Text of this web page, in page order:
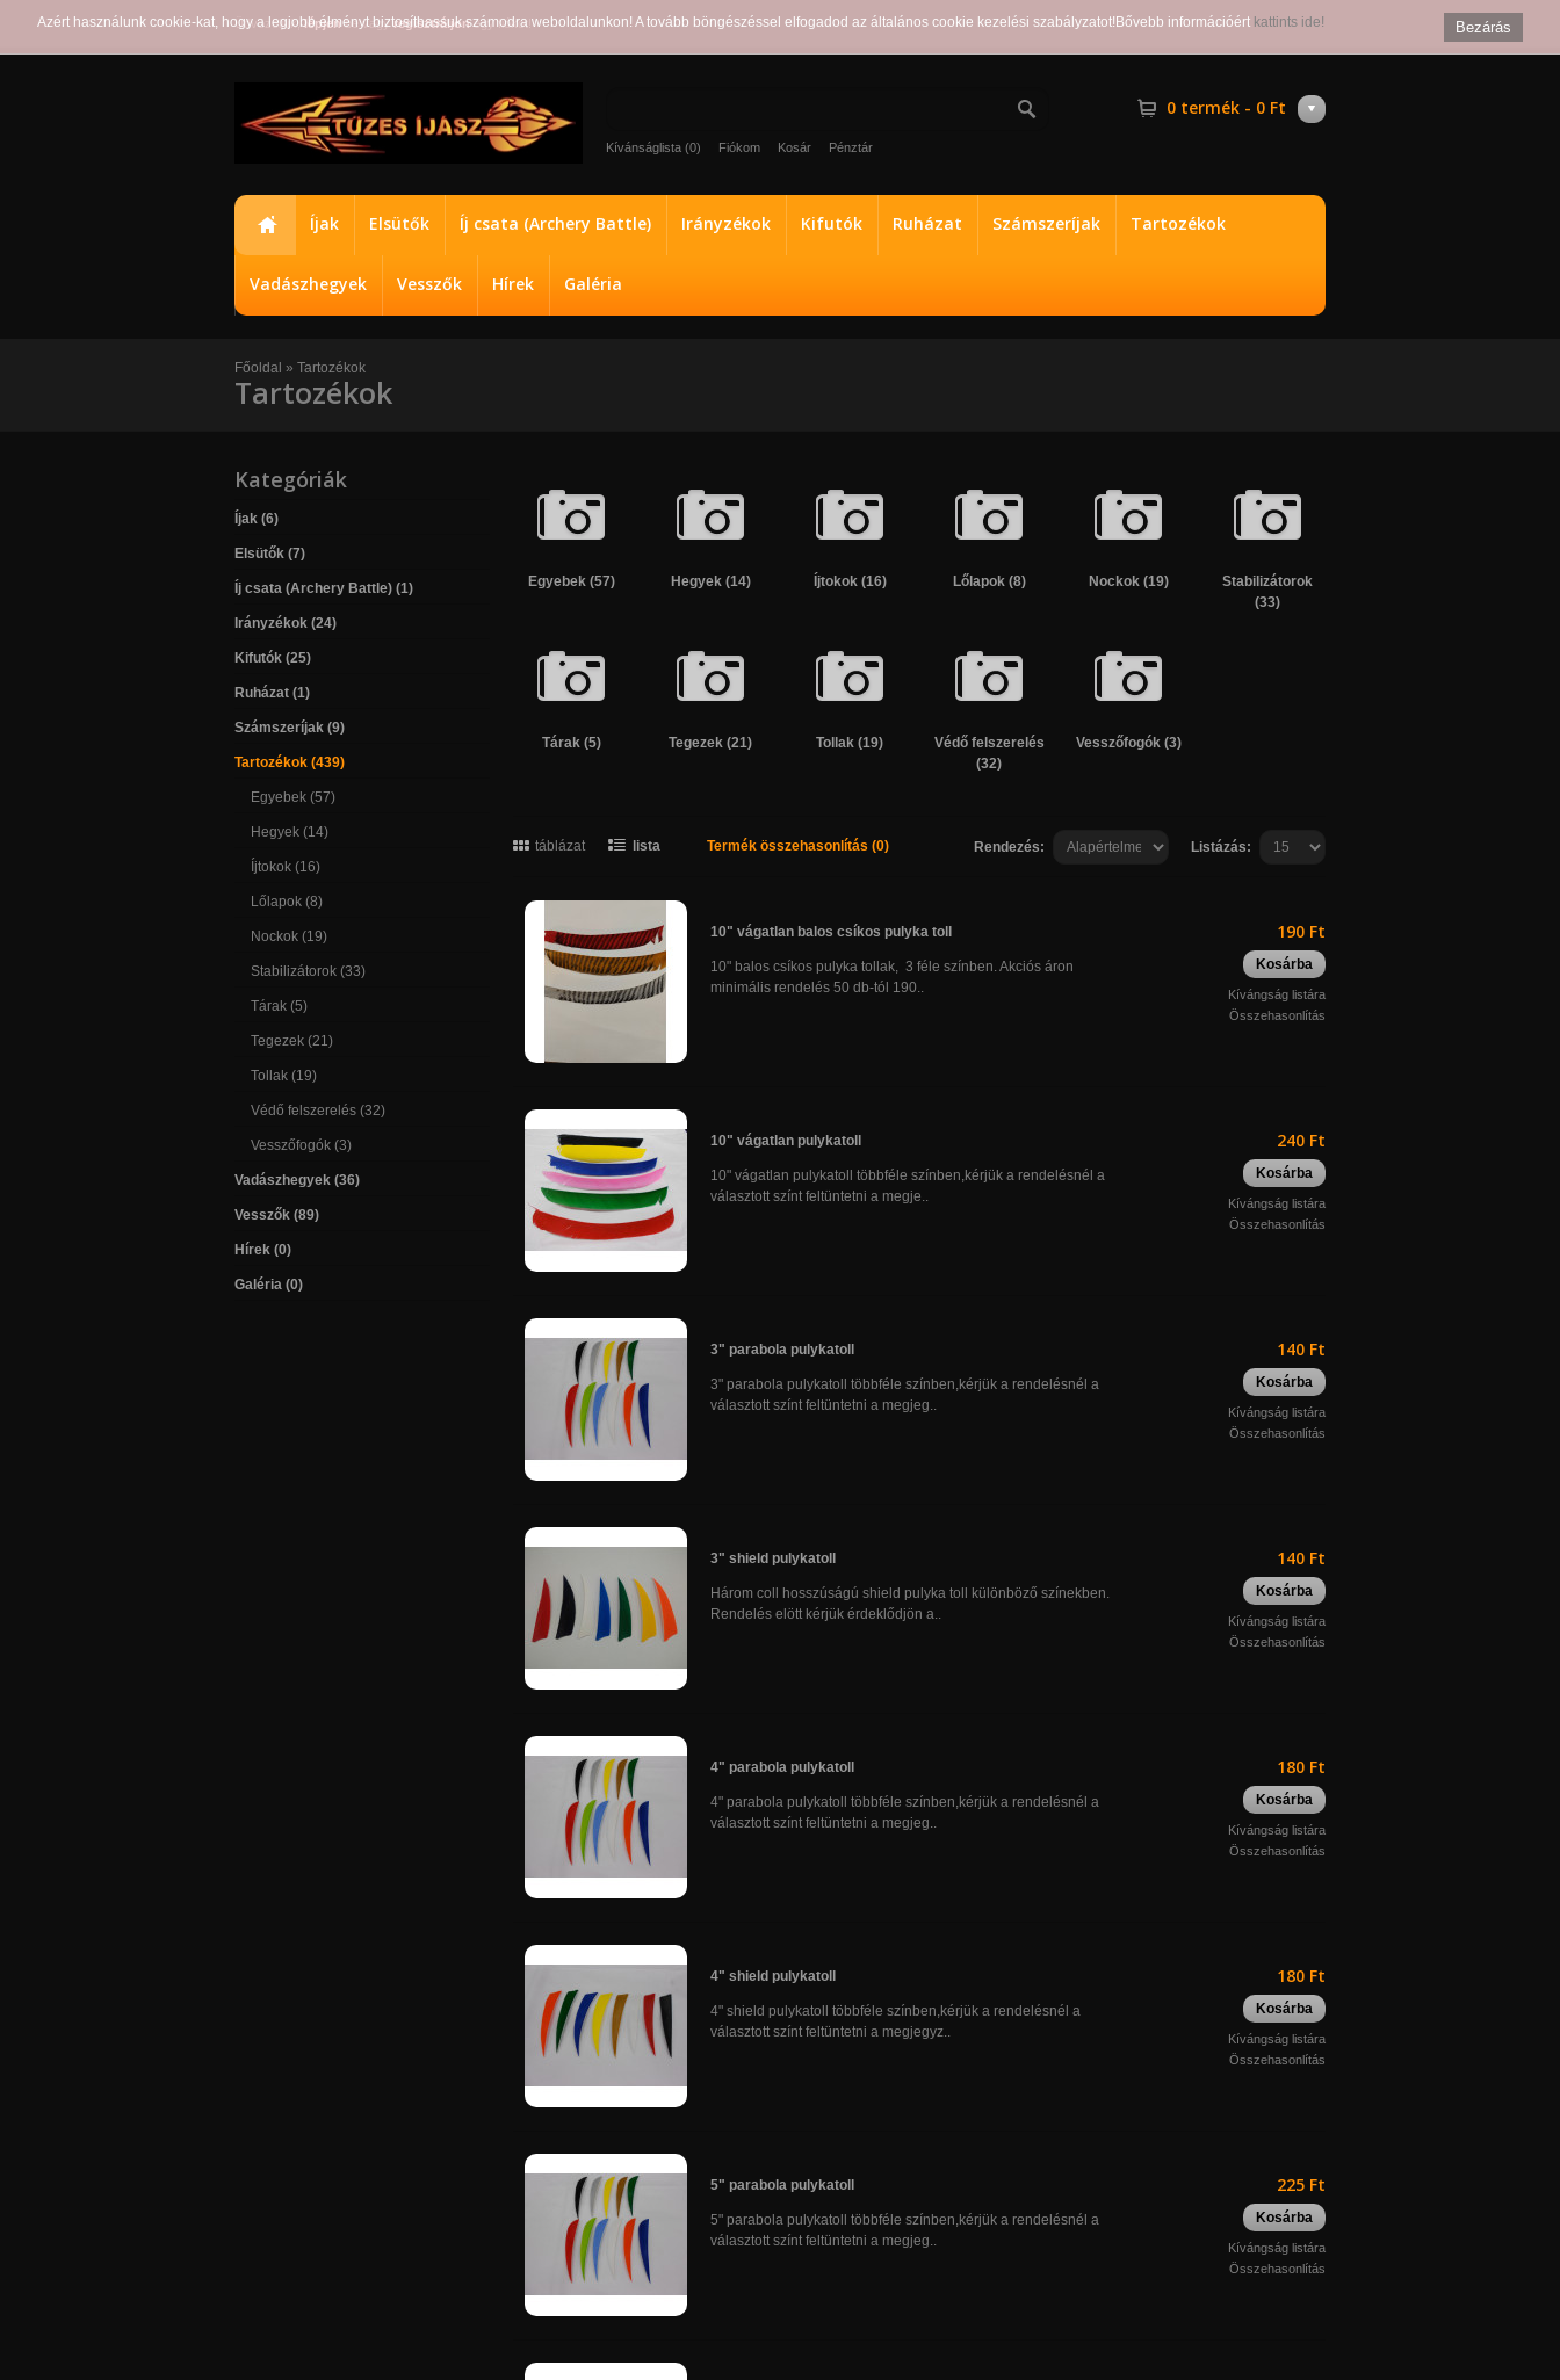
Üdvözöljük,lépjenbe vagyregisztráljonegy fiókot!
Kívánságlista (0) Fiókom Kosár Pénztár
0 termék - 0 Ft
Íjak Elsütők Íj csata (Archery Battle) Irányzékok Kifutók Ruházat Számszeríjak Tartozékok
Vadászhegyek Vesszők Hírek Galéria
Főoldal » Tartozékok
Tartozékok
Kategóriák
Íjak (6)
Elsütők (7)
Íj csata (Archery Battle) (1)
Irányzékok (24)
Kifutók (25)
Ruházat (1)
Számszeríjak (9)
Tartozékok (439)
Egyebek (57)
Hegyek (14)
Íjtokok (16)
Lőlapok (8)
Nockok (19)
Stabilizátorok (33)
Tárak (5)
Tegezek (21)
Tollak (19)
Védő felszerelés (32)
Vesszőfogók (3)
Vadászhegyek (36)
Vesszők (89)
Hírek (0)
Galéria (0)
Egyebek (57) Hegyek (14) Íjtokok (16) Lőlapok (8) Nockok (19)
Stabilizátorok
(33)
Tárak (5) Tegezek (21) Tollak (19)
Védő felszerelés
(32)
Vesszőfogók (3)
táblázat lista Termék összehasonlítás (0) Listázás:
Rendezés:
10" vágatlan balos csíkos pulyka toll
10" balos csíkos pulyka tollak, 3 féle színben. Akciós áron
minimális rendelés 50 db-tól 190..
190 Ft
Kosárba
Kívángság listára
Összehasonlítás
10" vágatlan pulykatoll
10" vágatlan pulykatoll többféle színben,kérjük a rendelésnél a
választott színt feltüntetni a megje..
240 Ft
Kosárba
Kívángság listára
Összehasonlítás
3" parabola pulykatoll
3" parabola pulykatoll többféle színben,kérjük a rendelésnél a
választott színt feltüntetni a megjeg..
140 Ft
Kosárba
Kívángság listára
Összehasonlítás
3" shield pulykatoll
Három coll hosszúságú shield pulyka toll különböző színekben.
Rendelés elött kérjük érdeklődjön a..
140 Ft
Kosárba
Kívángság listára
Összehasonlítás
4" parabola pulykatoll
4" parabola pulykatoll többféle színben,kérjük a rendelésnél a
választott színt feltüntetni a megjeg..
180 Ft
Kosárba
Kívángság listára
Összehasonlítás
4" shield pulykatoll
4" shield pulykatoll többféle színben,kérjük a rendelésnél a
választott színt feltüntetni a megjegyz..
180 Ft
Kosárba
Kívángság listára
Összehasonlítás
5" parabola pulykatoll
5" parabola pulykatoll többféle színben,kérjük a rendelésnél a
választott színt feltüntetni a megjeg..
225 Ft
Kosárba
Kívángság listára
Összehasonlítás
Bezárás
Azért használunk cookie-kat, hogy a legjobb élményt biztosíthassuk számodra weboldalunkon! A tovább böngészéssel elfogadod az általános cookie kezelési szabályzatot!Bővebb információért kattints ide!